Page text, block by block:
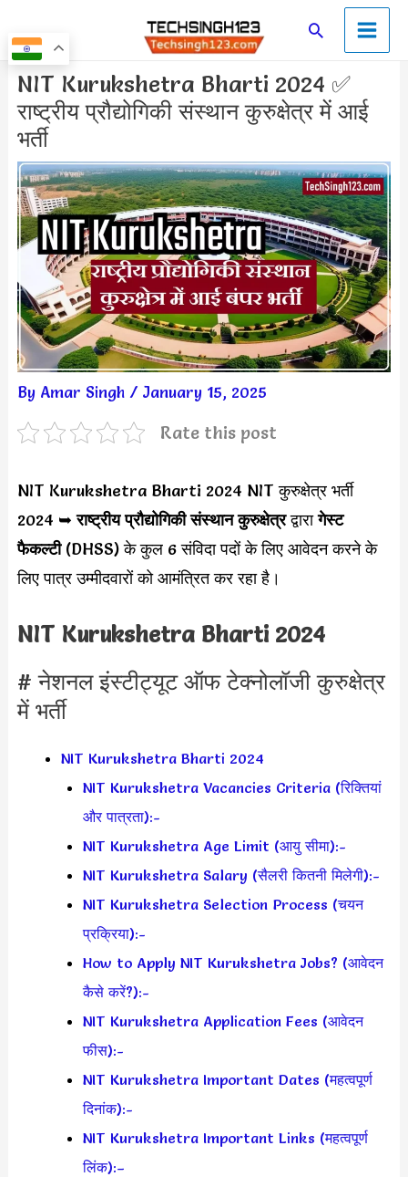
to
content
SearchMain
Menu
NIT Kurukshetra Bharti 2024 ✅
राष्ट्रीय प्रौद्योगिकी संस्थान कुरुक्षेत्र में आई
भर्ती
By Amar Singh / January 15, 2025
Rate this post
NIT Kurukshetra Bharti 2024 NIT कुरुक्षेत्र भर्ती
2024 ➥राष्ट्रीय प्रौद्योगिकी संस्थान कुरुक्षेत्रद्वारागेस्ट
फैकल्टी(DHSS) के कुल 6 संविदा पदों के लिए आवेदन करने के
लिए पात्र उम्मीदवारों को आमंत्रित कर रहा है।
NIT Kurukshetra Bharti 2024
# नेशनल इंस्टीट्यूट ऑफ टेक्नोलॉजी कुरुक्षेत्र
में भर्ती
NIT Kurukshetra Bharti 2024
NIT Kurukshetra Vacancies Criteria (रिक्तियां
और पात्रता):-
NIT Kurukshetra Age Limit (आयु सीमा):-
NIT Kurukshetra Salary (सैलरी कितनी मिलेगी):-
NIT Kurukshetra Selection Process (चयन
प्रक्रिया):-
How to Apply NIT Kurukshetra Jobs? (आवेदन
कैसे करें?):-
NIT Kurukshetra Application Fees (आवेदन
फीस):-
NIT Kurukshetra Important Dates (महत्वपूर्ण
दिनांक):-
NIT Kurukshetra Important Links (महत्वपूर्ण
लिंक):–
Post
navigation